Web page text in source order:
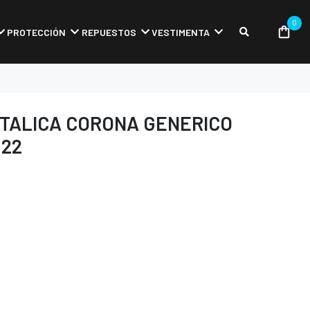
PROTECCIÓN REPUESTOS VESTIMENTA
0
CORONA GENERICO